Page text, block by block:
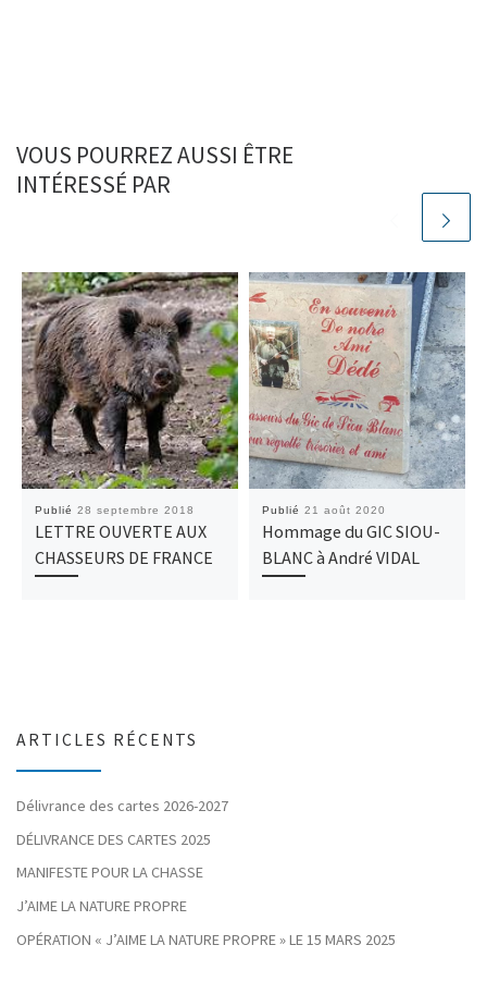
VOUS POURREZ AUSSI ÊTRE
INTÉRESSÉ PAR
Publié 28 septembre 2018
LETTRE OUVERTE AUX
CHASSEURS DE FRANCE
Publié 21 août 2020
Hommage du GIC SIOU-
BLANC à André VIDAL
ARTICLES RÉCENTS
Délivrance des cartes 2026-2027
DÉLIVRANCE DES CARTES 2025
MANIFESTE POUR LA CHASSE
J’AIME LA NATURE PROPRE
OPÉRATION « J’AIME LA NATURE PROPRE » LE 15 MARS 2025